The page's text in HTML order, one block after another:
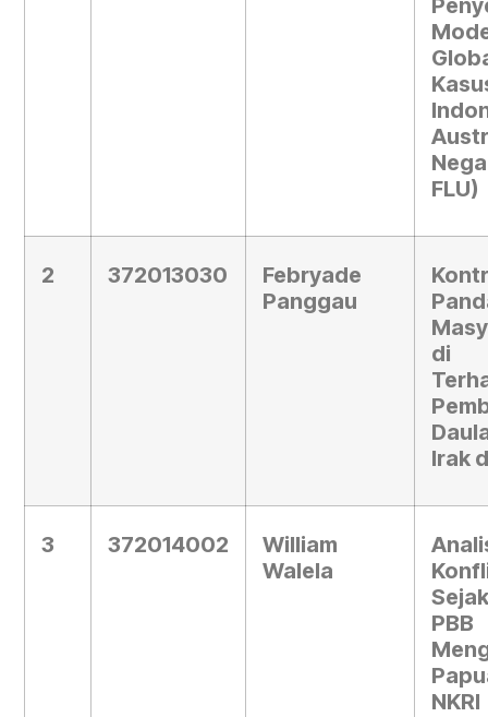
FLU)
2 372013030
Febryade
Panggau
di
Irak
3 372014002
William
Walela
NKRI